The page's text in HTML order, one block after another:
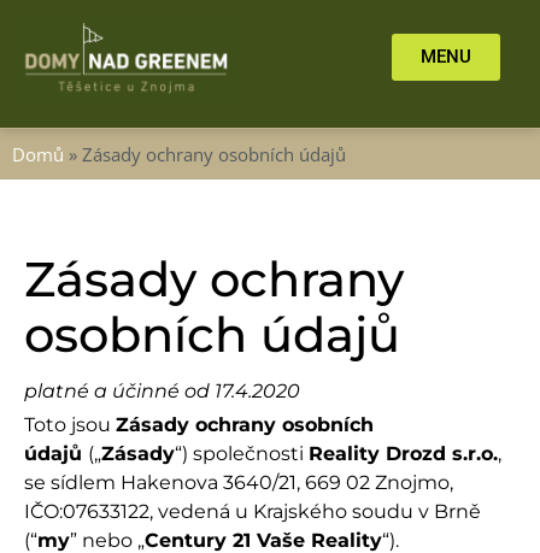
MENU
Domů » Zásady ochrany osobních údajů
Zásady ochrany
osobních údajů
platné a účinné od 17.4.2020
Toto jsou Zásady ochrany osobních
údajů („Zásady“) společnosti Reality Drozd s.r.o.,
se sídlem Hakenova 3640/21, 669 02 Znojmo,
IČO:07633122, vedená u Krajského soudu v Brně
(“my” nebo „Century 21 Vaše Reality“).